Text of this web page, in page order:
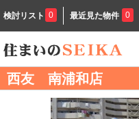
検討リスト 0 最近見た物件 0
西友 南浦和店